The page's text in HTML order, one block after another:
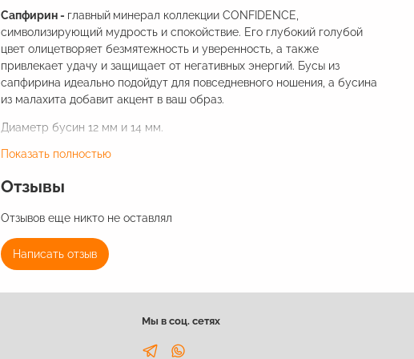
Сапфирин - главный минерал коллекции CONFIDENCE,
символизирующий мудрость и спокойствие. Его глубокий голубой
цвет олицетворяет безмятежность и уверенность, а также
привлекает удачу и защищает от негативных энергий. Бусы из
сапфирина идеально подойдут для повседневного ношения, а бусина
из малахита добавит акцент в ваш образ.
Диаметр бусин 12 мм и 14 мм.
Изготовление изделия возможно в двух длинах S - 38 см и М - 40 см
Показать полностью
Отзывы
Отзывов еще никто не оставлял
Написать отзыв
Мы в соц. сетях